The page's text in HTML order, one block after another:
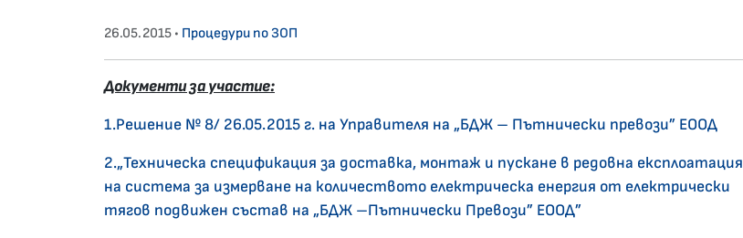
26.05.2015 • Процедури по ЗОП
Документи за участие:
1.Решение № 8/ 26.05.2015 г. на Управителя на „БДЖ – Пътнически превози” ЕООД
2.„Техническа спецификация за доставка, монтаж и пускане в редовна експлоатация
на система за измерване на количеството електрическа енергия от електрически
тягов подвижен състав на „БДЖ –Пътнически Превози” ЕООД”